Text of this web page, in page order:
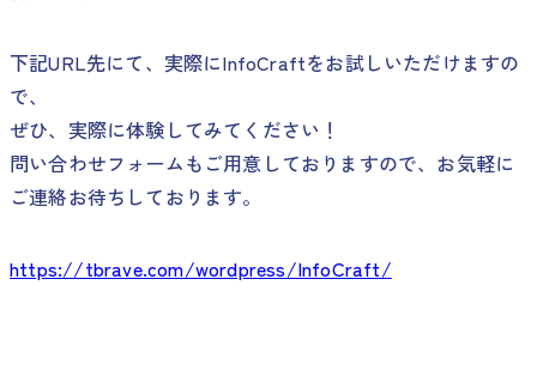
下記URL先にて、実際にInfoCraftをお試しいただけますの
で、
ぜひ、実際に体験してみてください！
問い合わせフォームもご用意しておりますので、お気軽に
ご連絡お待ちしております。
https://tbrave.com/wordpress/InfoCraft/